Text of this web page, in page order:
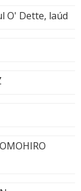
O' Dette, laúd